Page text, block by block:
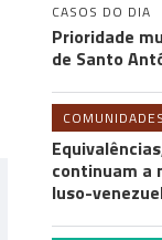
CASOS DO DIA
Prioridade
de Santo
COMUNIDADES
continuam a
luso-